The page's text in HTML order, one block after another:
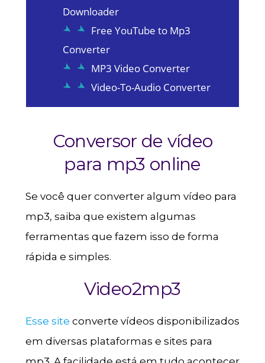
Downloader
Free YouTube to Mp3
Converter
MP3 Video Converter
Video-To-Audio Converter
Conversor de vídeo
para mp3 online
Se você quer converter algum vídeo para
mp3, saiba que existem algumas
ferramentas que fazem isso de forma
rápida e simples.
Video2mp3
Esse site converte vídeos disponibilizados
em diversas plataformas e sites para